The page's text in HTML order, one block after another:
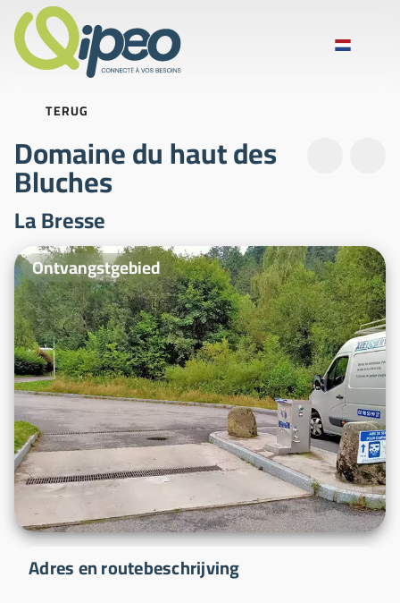
TERUG
Domaine du haut des
Bluches
La Bresse
Illustratiefoto's
Ontvangstgebied
Adres en routebeschrijving